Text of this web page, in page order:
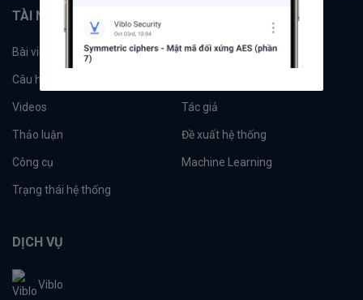
TÀI NGUYÊN
Bài viết Tổ chức
Câu hỏi
Videos Tác giả
Thảo luận Đề xuất hệ thống
Công cụ Machine Learning
Trạng thái hệ thống
DỊCH VỤ
Viblo